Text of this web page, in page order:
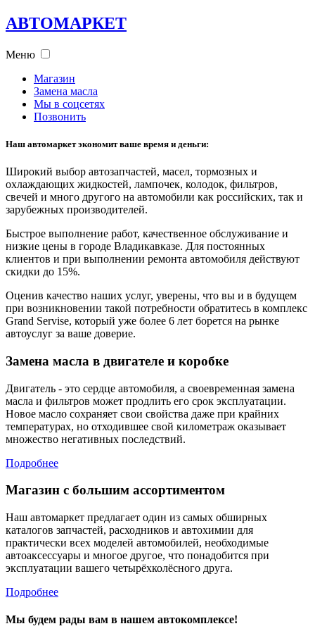
АВТОМАРКЕТ
Меню
Магазин
Замена масла
Мы в соцсетях
Позвонить
Наш автомаркет экономит ваше время и деньги:
Широкий выбор автозапчастей, масел, тормозных и
охлаждающих жидкостей, лампочек, колодок, фильтров,
свечей и много другого на автомобили как российских, так и
зарубежных производителей.
Быстрое выполнение работ, качественное обслуживание и
низкие цены в городе Владикавказе. Для постоянных
клиентов и при выполнении ремонта автомобиля действуют
скидки до 15%.
Оценив качество наших услуг, уверены, что вы и в будущем
при возникновении такой потребности обратитесь в комплекс
Grand Servise, который уже более 6 лет борется на рынке
автоуслуг за ваше доверие.
Замена масла в двигателе и коробке
Двигатель - это сердце автомобиля, а своевременная замена
масла и фильтров может продлить его срок эксплуатации.
Новое масло сохраняет свои свойства даже при крайних
температурах, но отходившее свой километраж оказывает
множество негативных последствий.
Подробнее
Магазин с большим ассортиментом
Наш автомаркет предлагает один из самых обширных
каталогов запчастей, расходников и автохимии для
практически всех моделей автомобилей, необходимые
автоаксессуары и многое другое, что понадобится при
эксплуатации вашего четырёхколёсного друга.
Подробнее
Мы будем рады вам в нашем автокомплексе!